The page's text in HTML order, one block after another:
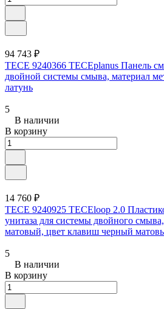
94 743 ₽
TECE 9240366 TECEplanus Панель
двойной системы смыва, материал
латунь
5
В наличии
В корзину
14 760 ₽
TECE 9240925 TECEloop 2.0
унитаза для системы двойного
матовый, цвет клавиш черный
5
В наличии
В корзину